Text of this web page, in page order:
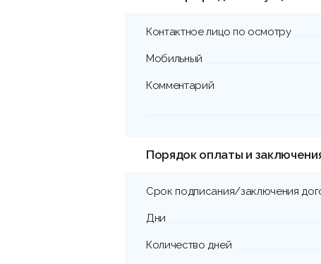
Контактное лицо по осмотру
Мобильный
Комментарий
Порядок оплаты и
Срок подписания/заключения
Дни
Количество дней